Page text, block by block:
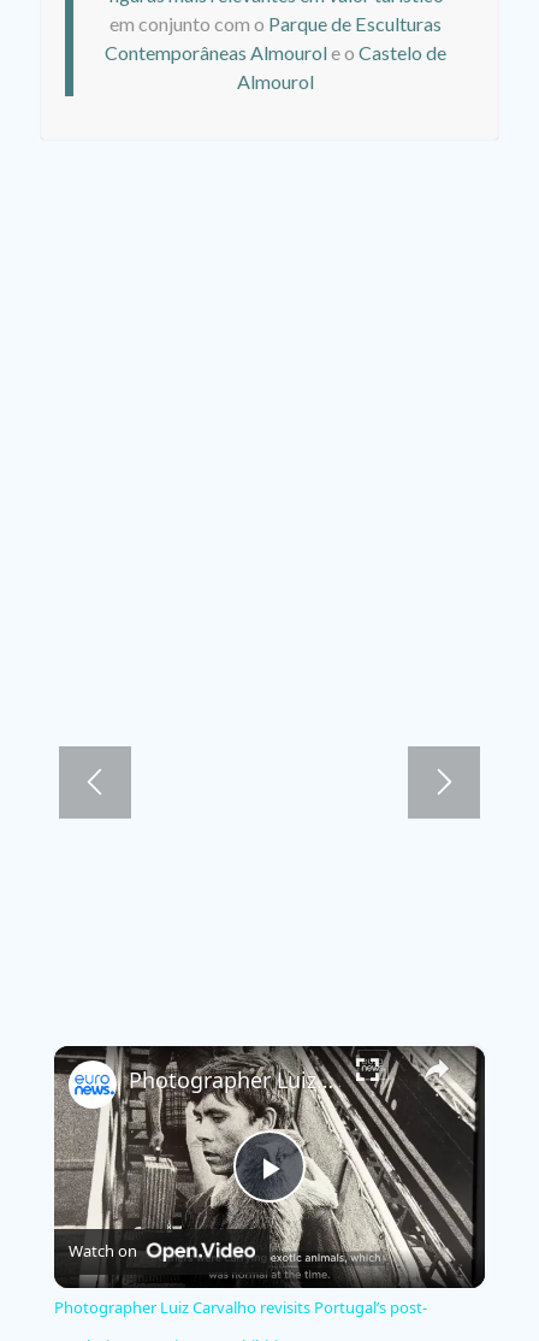
em conjunto com o Parque de Esculturas
Contemporâneas Almourole o Castelo de
Almourol
×
Play
Video
Photographer Luiz Carvalho revisits Portugal’s post-revolution years in new exhibition
Watch on
Photographer Luiz Carvalho revisits Portugal’s post-